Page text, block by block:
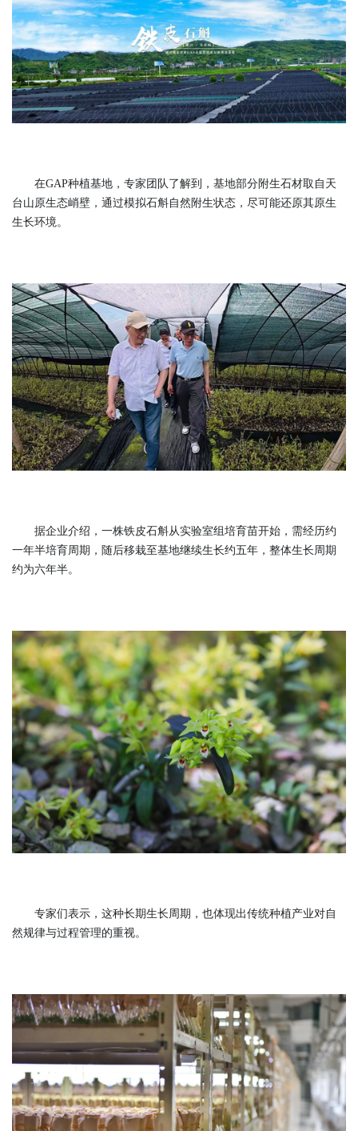
在GAP种植基地，专家团队了解到，基地部分附生石材取自天
台山原生态峭壁，通过模拟石斛自然附生状态，尽可能还原其原生
生长环境。
据企业介绍，一株铁皮石斛从实验室组培育苗开始，需经历约
一年半培育周期，随后移栽至基地继续生长约五年，整体生长周期
约为六年半。
专家们表示，这种长期生长周期，也体现出传统种植产业对自
然规律与过程管理的重视。